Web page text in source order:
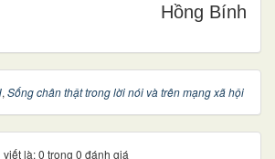
Hồng Bính
, Sống chân thật trong lời nói và trên mạng xã hội
là: 0 trong 0 đánh giá